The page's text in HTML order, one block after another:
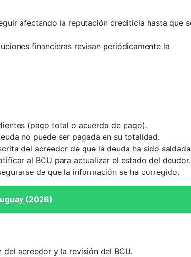
afectando la reputación crediticia hasta que
financieras revisan periódicamente la
(pago total o acuerdo de pago).
no puede ser pagada en su totalidad.
del acreedor de que la deuda ha sido
al BCU para actualizar el estado del deudor.
de que la información se ha corregido.
(2026)
acreedor y la revisión del BCU.